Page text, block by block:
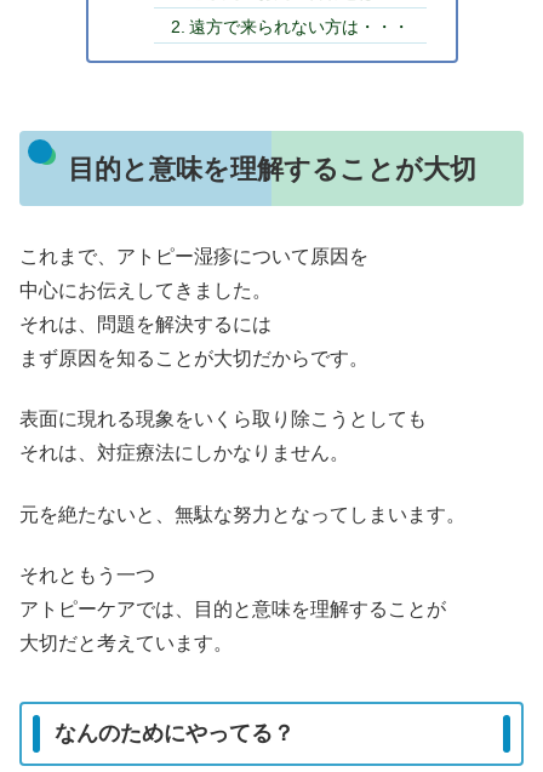
遠方で来られない方は・・・
目的と意味を理解することが大切
これまで、アトピー湿疹について原因を
中心にお伝えしてきました。
それは、問題を解決するには
まず原因を知ることが大切だからです。
表面に現れる現象をいくら取り除こうとしても
それは、対症療法にしかなりません。
元を絶たないと、無駄な努力となってしまいます。
それともう一つ
アトピーケアでは、目的と意味を理解することが
大切だと考えています。
なんのためにやってる？